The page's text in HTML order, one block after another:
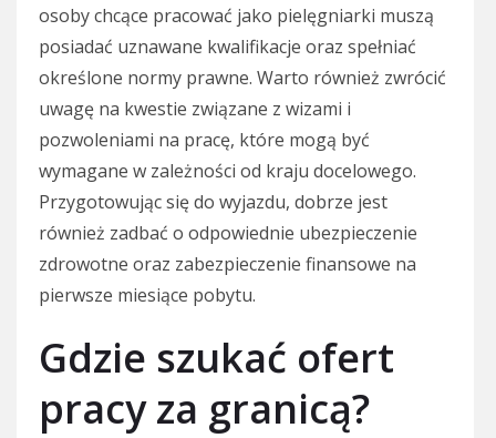
osoby chcące pracować jako pielęgniarki muszą
posiadać uznawane kwalifikacje oraz spełniać
określone normy prawne. Warto również zwrócić
uwagę na kwestie związane z wizami i
pozwoleniami na pracę, które mogą być
wymagane w zależności od kraju docelowego.
Przygotowując się do wyjazdu, dobrze jest
również zadbać o odpowiednie ubezpieczenie
zdrowotne oraz zabezpieczenie finansowe na
pierwsze miesiące pobytu.
Gdzie szukać ofert
pracy za granicą?